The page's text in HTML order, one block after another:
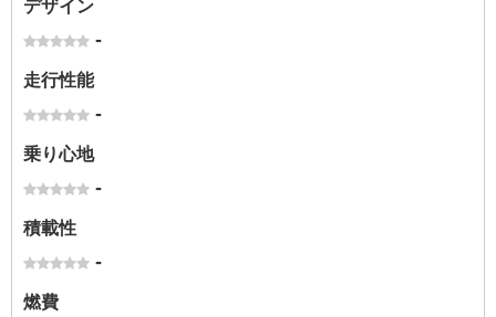
デザイン
-
走行性能
-
乗り心地
-
積載性
-
燃費